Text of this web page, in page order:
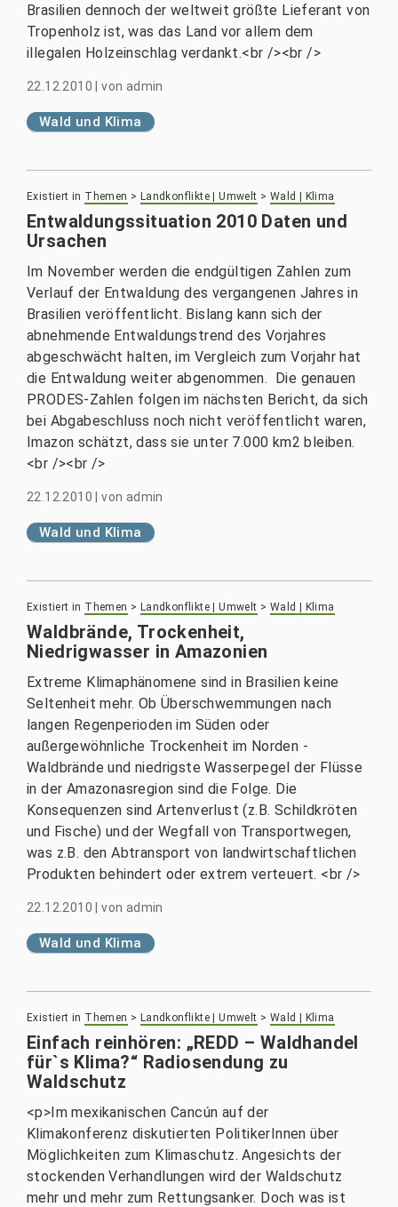
Brasilien dennoch der weltweit größte Lieferant von
Tropenholz ist, was das Land vor allem dem
illegalen Holzeinschlag verdankt.<br /><br />
22.12.2010 |von admin
Wald und Klima
Existiert in Themen > Landkonflikte | Umwelt > Wald | Klima
Entwaldungssituation 2010 Daten und
Ursachen
Im November werden die endgültigen Zahlen zum
Verlauf der Entwaldung des vergangenen Jahres in
Brasilien veröffentlicht. Bislang kann sich der
abnehmende Entwaldungstrend des Vorjahres
abgeschwächt halten, im Vergleich zum Vorjahr hat
die Entwaldung weiter abgenommen. Die genauen
PRODES-Zahlen folgen im nächsten Bericht, da sich
bei Abgabeschluss noch nicht veröffentlicht waren,
Imazon schätzt, dass sie unter 7.000 km2 bleiben.
<br /><br />
22.12.2010 |von admin
Wald und Klima
Existiert in Themen > Landkonflikte | Umwelt > Wald | Klima
Waldbrände, Trockenheit,
Niedrigwasser in Amazonien
Extreme Klimaphänomene sind in Brasilien keine
Seltenheit mehr. Ob Überschwemmungen nach
langen Regenperioden im Süden oder
außergewöhnliche Trockenheit im Norden -
Waldbrände und niedrigste Wasserpegel der Flüsse
in der Amazonasregion sind die Folge. Die
Konsequenzen sind Artenverlust (z.B. Schildkröten
und Fische) und der Wegfall von Transportwegen,
was z.B. den Abtransport von landwirtschaftlichen
Produkten behindert oder extrem verteuert. <br />
22.12.2010 |von admin
Wald und Klima
Existiert in Themen > Landkonflikte | Umwelt > Wald | Klima
Einfach reinhören: „REDD – Waldhandel
für`s Klima?“ Radiosendung zu
Waldschutz
<p>Im mexikanischen Cancún auf der
Klimakonferenz diskutierten PolitikerInnen über
Möglichkeiten zum Klimaschutz. Angesichts der
stockenden Verhandlungen wird der Waldschutz
mehr und mehr zum Rettungsanker. Doch was ist